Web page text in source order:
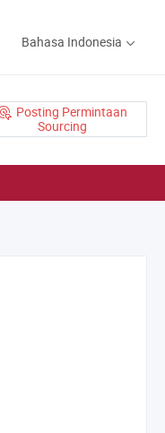
Bahasa Indonesia
Posting Permintaan
Sourcing